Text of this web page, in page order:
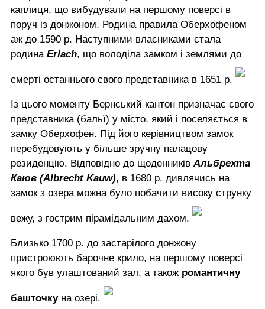
каплиця, що вибудували на першому поверсі в
поруч із донжоном. Родина правила Оберхофеном
аж до 1590 р. Наступними власниками стала
родина Erlach, що володіла замком і землями до
смерті останнього свого представника в 1651 р.
Із цього моменту Бернський кантон призначає свого
представника (бальї) у місто, який і поселяється в
замку Оберхофен. Під його керівництвом замок
перебудовують у більше зручну палацову
резиденцію. Відповідно до щоденників Альбрехта
Каюв (Albrecht Kauw), в 1680 р. дивлячись на
замок з озера можна було побачити високу струнку
вежу, з гострим пірамідальним дахом.
Близько 1700 р. до застарілого донжону
пристроюють барочне крило, на першому поверсі
якого був улаштований зал, а також романтичну
башточкуна озері.